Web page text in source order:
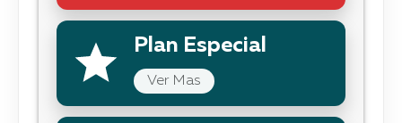
Plan Especial
Ver Mas